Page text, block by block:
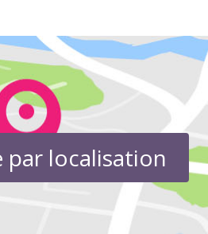
par localisation